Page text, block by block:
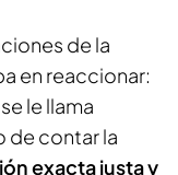
de la
en reaccionar:
le llama
de contar la
exacta justa y